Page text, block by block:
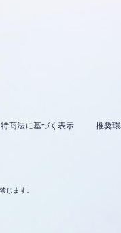
特商法に基づく表示 推奨
じます。